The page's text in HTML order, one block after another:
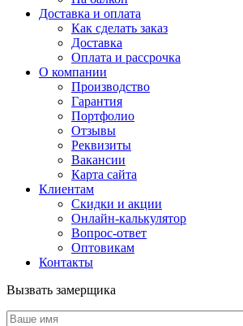
Доставка и оплата
Как сделать заказ
Доставка
Оплата и рассрочка
О компании
Производство
Гарантия
Портфолио
Отзывы
Реквизиты
Вакансии
Карта сайта
Клиентам
Скидки и акции
Онлайн-калькулятор
Вопрос-ответ
Оптовикам
Контакты
Вызвать замерщика